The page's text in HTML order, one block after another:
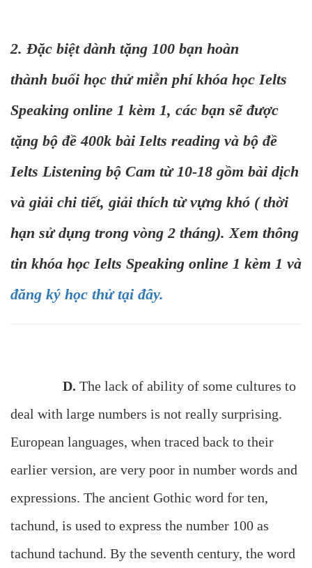
2. Đặc biệt dành tặng 100 bạn hoàn
thành buổi học thử miễn phí khóa học Ielts
Speaking online 1 kèm 1, các bạn sẽ được
tặng bộ đề 400k bài Ielts reading và bộ đề
Ielts Listening bộ Cam từ 10-18 gồm bài dịch
và giải chi tiết, giải thích từ vựng khó ( thời
hạn sử dụng trong vòng 2 tháng). Xem thông
tin khóa học Ielts Speaking online 1 kèm 1 và
đăng ký học thử tại đây.
D. The lack of ability of some cultures to
deal with large numbers is not really surprising.
European languages, when traced back to their
earlier version, are very poor in number words and
expressions. The ancient Gothic word for ten,
tachund, is used to express the number 100 as
tachund tachund. By the seventh century, the word